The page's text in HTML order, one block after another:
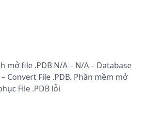
mở file .PDB N/A – N/A – Database
Convert File .PDB. Phần mềm mở
File .PDB lỗi